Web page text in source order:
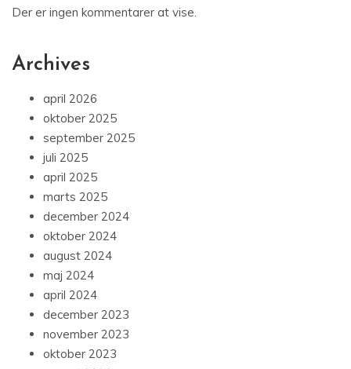
Der er ingen kommentarer at vise.
Archives
april 2026
oktober 2025
september 2025
juli 2025
april 2025
marts 2025
december 2024
oktober 2024
august 2024
maj 2024
april 2024
december 2023
november 2023
oktober 2023